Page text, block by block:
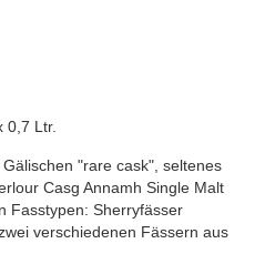
0,7 Ltr.
"rare cask", seltenes
Casg Annamh Single Malt
Fasstypen: Sherryfässer
verschiedenen Fässern aus